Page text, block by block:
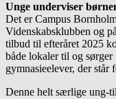
Unge underviser
Det er Campus
Videnskabsklubben og
tilbud til efteråret 2025
både lokaler til og
gymnasieelever, der står
Denne helt særlige ung-